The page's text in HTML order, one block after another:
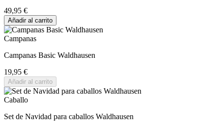
49,95 €
Añadir al carrito
Campanas
Campanas Basic Waldhausen
19,95 €
Añadir al carrito
Caballo
Set de Navidad para caballos Waldhausen